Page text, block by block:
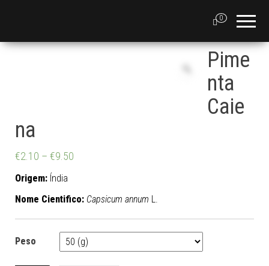
0
Pime
nta
Caie
na
€2.10 – €9.50
Origem: Índia
Nome Cientifico: Capsicum annum L.
Peso